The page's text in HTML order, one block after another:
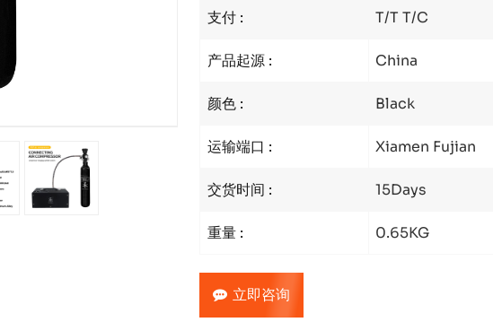
支付 : T/T T/C
产品起源 : China
颜色 : Black
运输端口 : Xiamen Fujian
交货时间 : 15Days
重量 : 0.65KG
立即咨询